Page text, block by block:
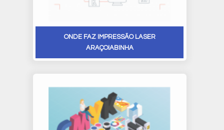
ONDE FAZ IMPRESSÃO LASER
ARAÇOIABINHA